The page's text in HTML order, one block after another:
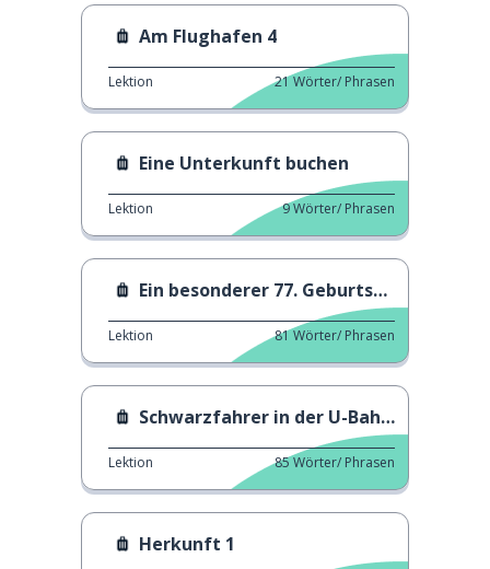
Am Flughafen 4
Lektion 21Wörter/ Phrasen
Eine Unterkunft buchen
Lektion 9Wörter/ Phrasen
Ein besonderer 77. Geburtstag
Lektion 81Wörter/ Phrasen
Schwarzfahrer in der U-Bahn von NY
Lektion 85Wörter/ Phrasen
Herkunft 1